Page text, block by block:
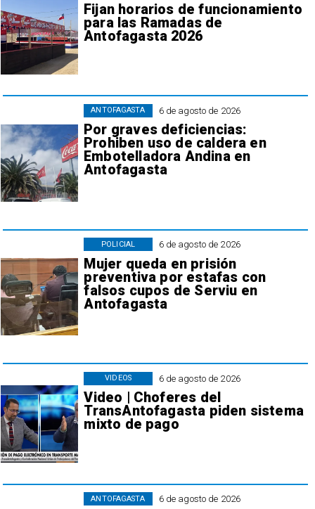
Fijan horarios de funcionamiento
para las Ramadas de
Antofagasta 2026
6 de agosto de 2026
Por graves deficiencias:
Prohiben uso de caldera en
Embotelladora Andina en
Antofagasta
ANTOFAGASTA
6 de agosto de 2026
Mujer queda en prisión
preventiva por estafas con
falsos cupos de Serviu en
Antofagasta
POLICIAL
6 de agosto de 2026
Video | Choferes del
TransAntofagasta piden sistema
mixto de pago
VIDEOS
6 de agosto de 2026
ANTOFAGASTA